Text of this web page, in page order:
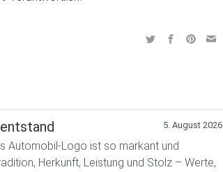
5. August 2026
Automobil-Logo ist so markant und
Herkunft, Leistung und Stolz – Werte,